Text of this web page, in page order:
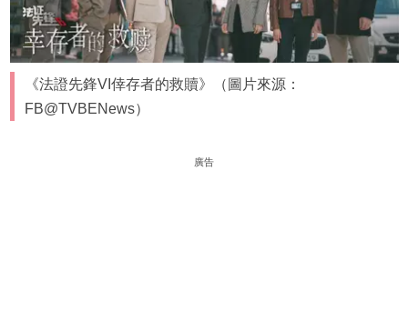
《法證先鋒VI倖存者的救贖》（圖片來源：
FB@TVBENews）
廣告